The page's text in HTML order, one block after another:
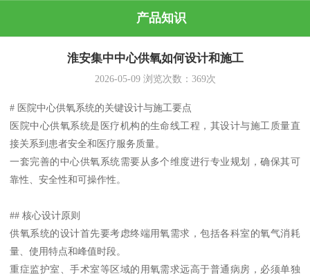
产品知识
淮安集中中心供氧如何设计和施工
2026-05-09浏览次数： 369次
# 医院中心供氧系统的关键设计与施工要点
医院中心供氧系统是医疗机构的生命线工程，其设计与施工质量直
接关系到患者安全和医疗服务质量。
一套完善的中心供氧系统需要从多个维度进行专业规划，确保其可
靠性、安全性和可操作性。
## 核心设计原则
供氧系统的设计首先要考虑终端用氧需求，包括各科室的氧气消耗
量、使用特点和峰值时段。
重症监护室、手术室等区域的用氧需求远高于普通病房，必须单独